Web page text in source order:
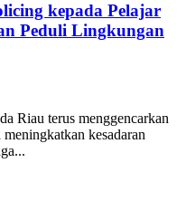
kepada Pelajar
Peduli Lingkungan
Riau terus menggencarkan
kesadaran